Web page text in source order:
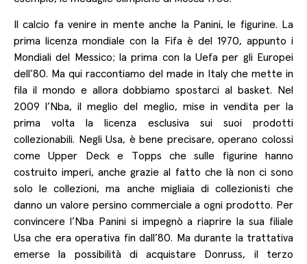
Il calcio fa venire in mente anche la Panini, le figurine. La
prima licenza mondiale con la Fifa è del 1970, appunto i
Mondiali del Messico; la prima con la Uefa per gli Europei
dell’80. Ma qui raccontiamo del made in Italy che mette in
fila il mondo e allora dobbiamo spostarci al basket. Nel
2009 l’Nba, il meglio del meglio, mise in vendita per la
prima volta la licenza esclusiva sui suoi prodotti
collezionabili. Negli Usa, è bene precisare, operano colossi
come Upper Deck e Topps che sulle figurine hanno
costruito imperi, anche grazie al fatto che là non ci sono
solo le collezioni, ma anche migliaia di collezionisti che
danno un valore persino commerciale a ogni prodotto. Per
convincere l’Nba Panini si impegnò a riaprire la sua filiale
Usa che era operativa fin dall’80. Ma durante la trattativa
emerse la possibilità di acquistare Donruss, il terzo